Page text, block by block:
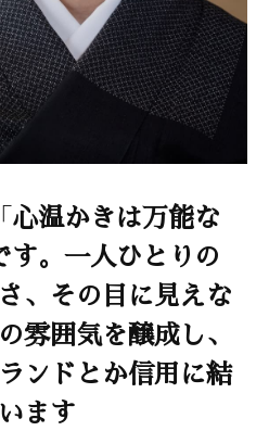
心温かきは万能な
す。一人ひとりの
、その目に見えな
雰囲気を醸成し、
ンドとか信用に結
ます